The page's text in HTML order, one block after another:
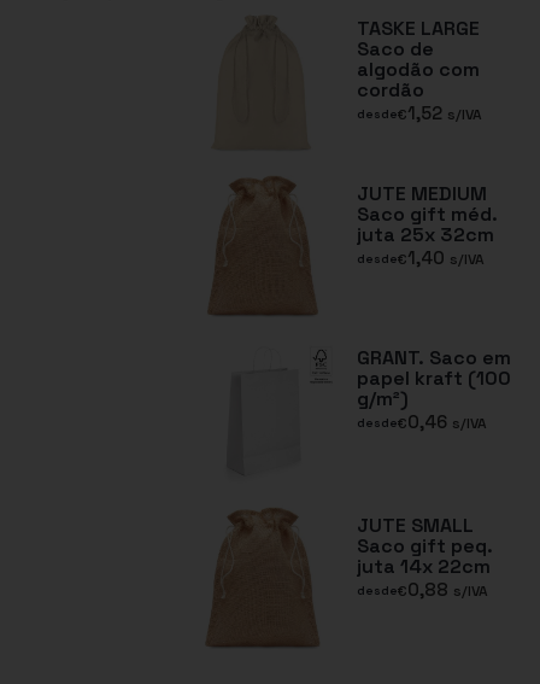
TASKE LARGE
Saco de
algodão com
cordão
desde€1,52 s/IVA
JUTE MEDIUM
Saco gift méd.
juta 25x 32cm
desde€1,40 s/IVA
GRANT. Saco em
papel kraft (100
g/m²)
desde€0,46 s/IVA
JUTE SMALL
Saco gift peq.
juta 14x 22cm
desde€0,88 s/IVA